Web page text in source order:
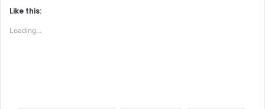
Like this:
Loading...